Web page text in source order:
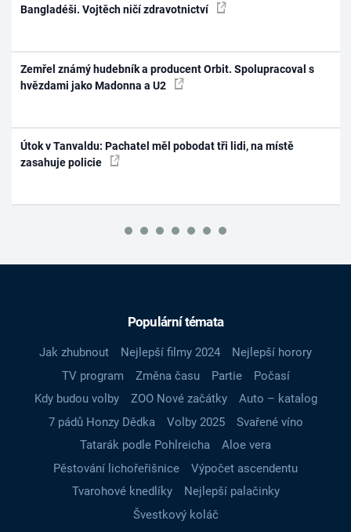
Bangladéši. Vojtěch ničí zdravotnictví
Zemřel známý hudebník a producent Orbit. Spolupracoval s
hvězdami jako Madonna a U2
Útok v Tanvaldu: Pachatel měl pobodat tři lidi, na místě
zasahuje policie
Populární témata
Jak zhubnout Nejlepší filmy 2024
Nejlepší horory
TV program
Změna času Partie
Počasí
Kdy budou volby
ZOO Nové začátky
Auto – katalog
7 pádů Honzy Dědka
Volby 2025
Svařené víno
Tatarák podle Pohlreicha
Aloe vera
Pěstování lichořeřišnice
Výpočet ascendentu
Tvarohové knedlíky
Nejlepší palačinky
Švestkový koláč